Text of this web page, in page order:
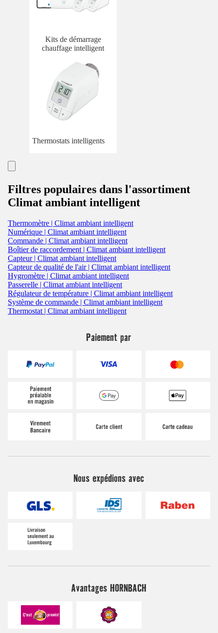
Kits de démarrage
chauffage intelligent
Thermostats intelligents
Filtres populaires dans l'assortiment
Climat ambiant intelligent
Thermomètre | Climat ambiant intelligent
Numérique | Climat ambiant intelligent
Commande | Climat ambiant intelligent
Boîtier de raccordement | Climat ambiant intelligent
Capteur | Climat ambiant intelligent
Capteur de qualité de l'air | Climat ambiant intelligent
Hygromètre | Climat ambiant intelligent
Passerelle | Climat ambiant intelligent
Régulateur de température | Climat ambiant intelligent
Système de commande | Climat ambiant intelligent
Thermostat | Climat ambiant intelligent
Paiement par
Nous expédions avec
Avantages HORNBACH